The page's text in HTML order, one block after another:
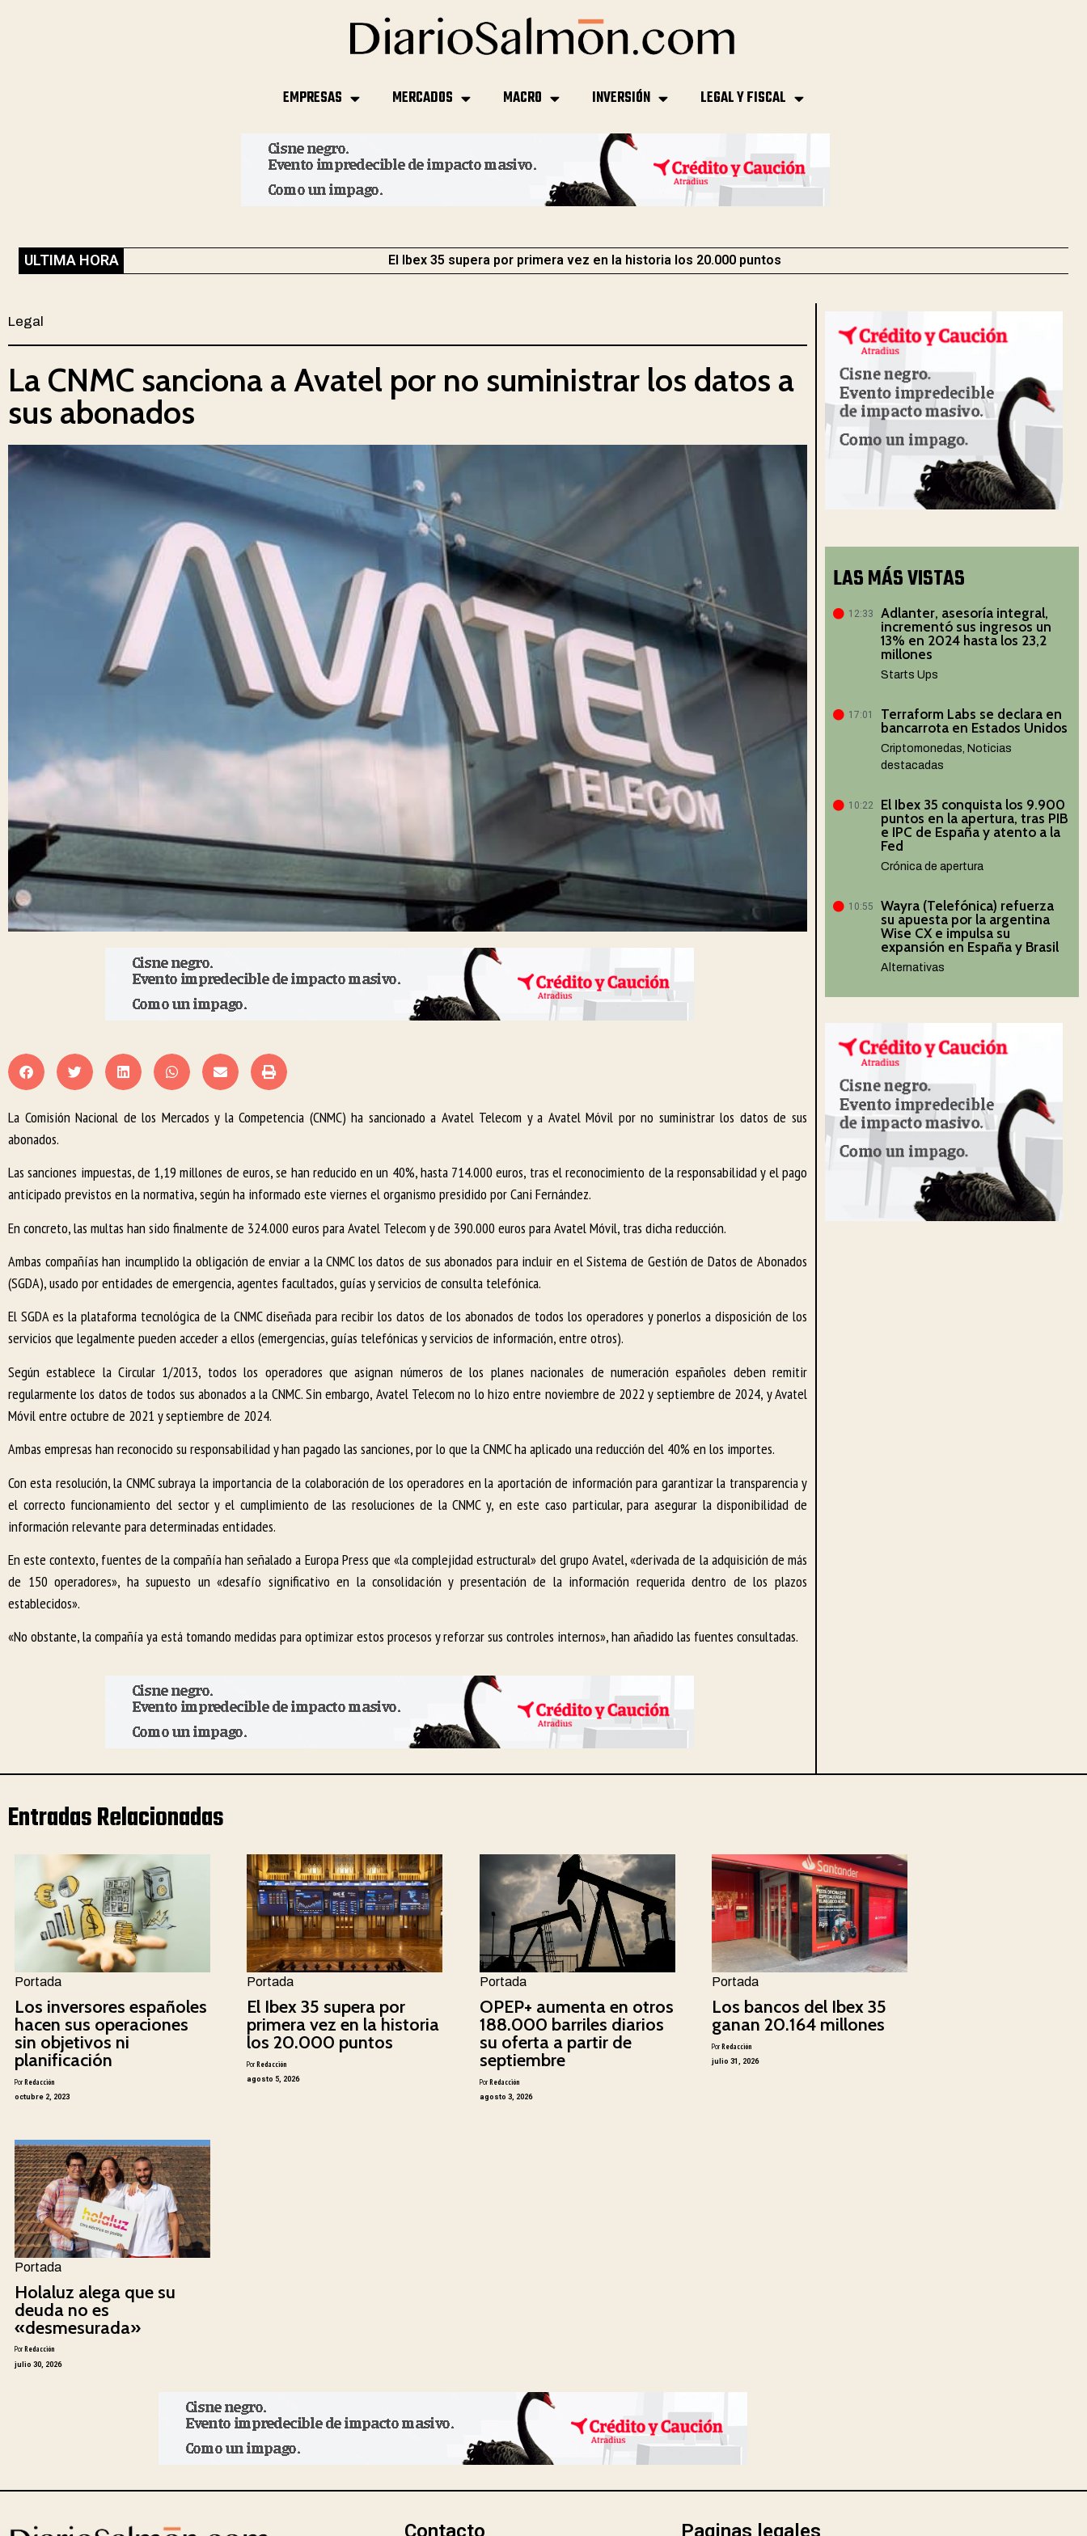
EMPRESAS MERCADOS MACRO INVERSIÓN LEGAL Y FISCAL
ULTIMA HORA El Ibex 35 supera por primera vez en la historia los 20.000 puntos
Legal
La CNMC sanciona a Avatel por no suministrar los datos a
sus abonados
La Comisión Nacional de los Mercados y la Competencia (CNMC) ha sancionado a Avatel Telecom y a Avatel Móvil por no suministrar los datos de sus
abonados.
Las sanciones impuestas, de 1,19 millones de euros, se han reducido en un 40%, hasta 714.000 euros, tras el reconocimiento de la responsabilidad y el pago
anticipado previstos en la normativa, según ha informado este viernes el organismo presidido por Cani Fernández.
En concreto, las multas han sido finalmente de 324.000 euros para Avatel Telecom y de 390.000 euros para Avatel Móvil, tras dicha reducción.
Ambas compañías han incumplido la obligación de enviar a la CNMC los datos de sus abonados para incluir en el Sistema de Gestión de Datos de Abonados
(SGDA), usado por entidades de emergencia, agentes facultados, guías y servicios de consulta telefónica.
El SGDA es la plataforma tecnológica de la CNMC diseñada para recibir los datos de los abonados de todos los operadores y ponerlos a disposición de los
servicios que legalmente pueden acceder a ellos (emergencias, guías telefónicas y servicios de información, entre otros).
Según establece la Circular 1/2013, todos los operadores que asignan números de los planes nacionales de numeración españoles deben remitir
regularmente los datos de todos sus abonados a la CNMC. Sin embargo, Avatel Telecom no lo hizo entre noviembre de 2022 y septiembre de 2024, y Avatel
Móvil entre octubre de 2021 y septiembre de 2024.
Ambas empresas han reconocido su responsabilidad y han pagado las sanciones, por lo que la CNMC ha aplicado una reducción del 40% en los importes.
Con esta resolución, la CNMC subraya la importancia de la colaboración de los operadores en la aportación de información para garantizar la transparencia y
el correcto funcionamiento del sector y el cumplimiento de las resoluciones de la CNMC y, en este caso particular, para asegurar la disponibilidad de
información relevante para determinadas entidades.
En este contexto, fuentes de la compañía han señalado a Europa Press que «la complejidad estructural» del grupo Avatel, «derivada de la adquisición de más
de 150 operadores», ha supuesto un «desafío significativo en la consolidación y presentación de la información requerida dentro de los plazos
establecidos».
«No obstante, la compañía ya está tomando medidas para optimizar estos procesos y reforzar sus controles internos», han añadido las fuentes consultadas.
LAS MÁS VISTAS
12:33
Adlanter, asesoría integral,
incrementó sus ingresos un
13% en 2024 hasta los 23,2
millones
Starts Ups
17:01
Terraform Labs se declara en
bancarrota en Estados Unidos
Criptomonedas Noticias
destacadas
10:22
El Ibex 35 conquista los 9.900
puntos en la apertura, tras PIB
e IPC de España y atento a la
Fed
Crónica de apertura
10:55
Wayra (Telefónica) refuerza
su apuesta por la argentina
Wise CX e impulsa su
expansión en España y Brasil
Alternativas
Entradas Relacionadas
Portada
Los inversores españoles
hacen sus operaciones
sin objetivos ni
planificación
PorRedacción
octubre 2, 2023
Portada
El Ibex 35 supera por
primera vez en la historia
los 20.000 puntos
PorRedacción
agosto 5, 2026
Portada
OPEP+ aumenta en otros
188.000 barriles diarios
su oferta a partir de
septiembre
PorRedacción
agosto 3, 2026
Portada
Los bancos del Ibex 35
ganan 20.164 millones
PorRedacción
julio 31, 2026
Portada
Holaluz alega que su
deuda no es
«desmesurada»
PorRedacción
julio 30, 2026
Contacto Paginas legales